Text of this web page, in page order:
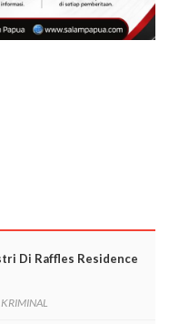
Di Raffles Residence
KRIMINAL